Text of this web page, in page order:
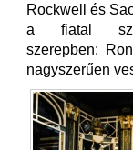
Rockwell és
a fiatal
szerepben:
nagyszerűen